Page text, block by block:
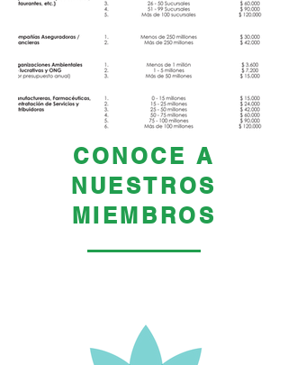
CONOCE A
NUESTROS
MIEMBROS